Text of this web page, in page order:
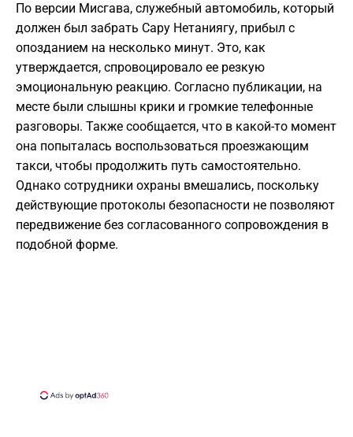
По версии Мисгава, служебный автомобиль, который
должен был забрать Сару Нетаниягу, прибыл с
опозданием на несколько минут. Это, как
утверждается, спровоцировало ее резкую
эмоциональную реакцию. Согласно публикации, на
месте были слышны крики и громкие телефонные
разговоры. Также сообщается, что в какой-то момент
она попыталась воспользоваться проезжающим
такси, чтобы продолжить путь самостоятельно.
Однако сотрудники охраны вмешались, поскольку
действующие протоколы безопасности не позволяют
передвижение без согласованного сопровождения в
подобной форме.